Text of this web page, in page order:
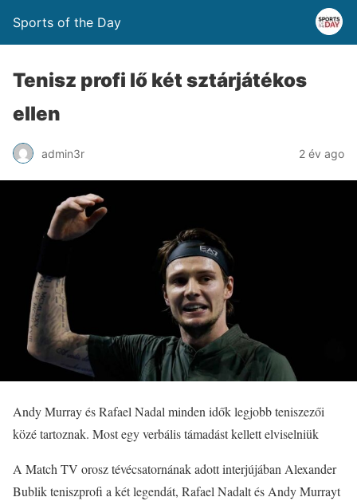
Sports of the Day
Tenisz profi lő két sztárjátékos
ellen
admin3r 2 év ago
Andy Murray és Rafael Nadal minden idők legjobb teniszezői
közé tartoznak. Most egy verbális támadást kellett elviselniük
A Match TV orosz tévécsatornának adott interjújában Alexander
Bublik teniszprofi a két legendát, Rafael Nadalt és Andy Murrayt